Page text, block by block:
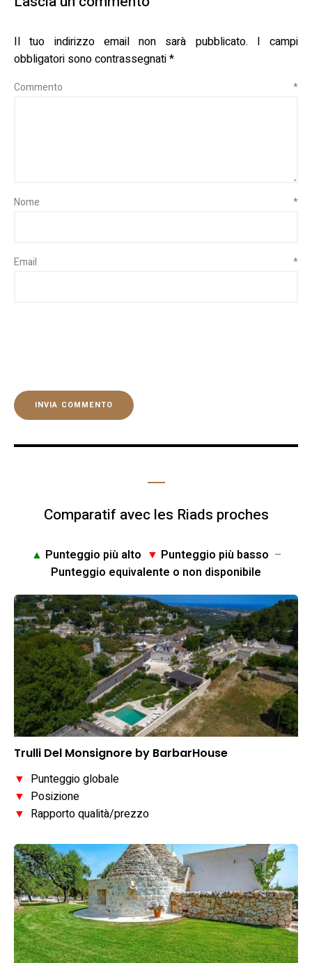
Il tuo indirizzo email non sarà pubblicato.
I campi
obbligatori sono contrassegnati*
Commento *
Nome *
Email *
Comparatif avec les Riads proches
▲ Punteggio più alto ▼ Punteggio più basso –
Punteggio equivalente o non disponibile
Trulli Del Monsignore by BarbarHouse
▼ Punteggio globale
▼ Posizione
▼ Rapporto qualità/prezzo